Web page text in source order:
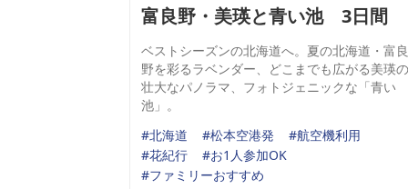
富良野・美瑛と青い池 3日間
ベストシーズンの北海道へ。夏の北海道・富良
野を彩るラベンダー、どこまでも広がる美瑛の
壮大なパノラマ、フォトジェニックな「青い
池」。
#北海道
#松本空港発
#航空機利用
#花紀行
#お1人参加OK
#ファミリーおすすめ